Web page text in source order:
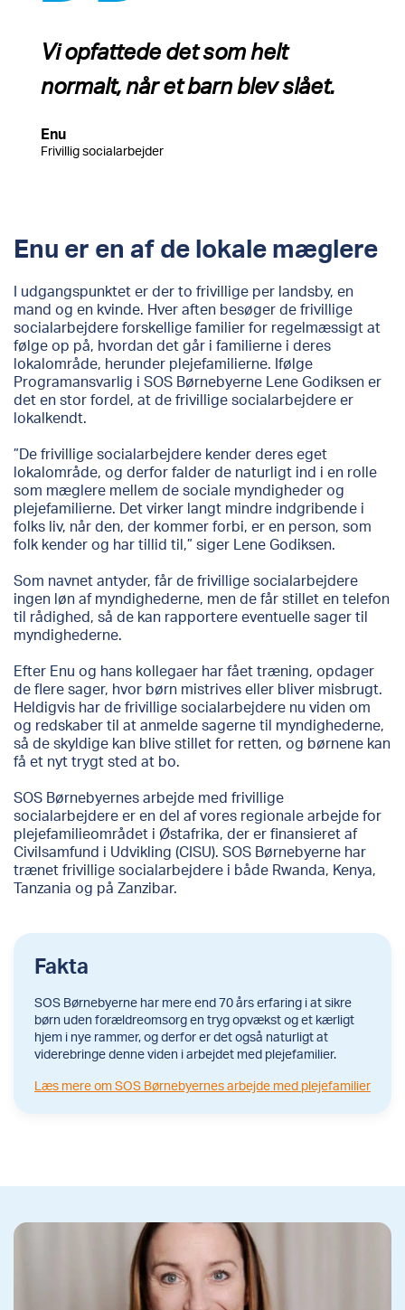
Vi opfattede det som helt
normalt, når et barn blev slået.
Enu
Frivillig socialarbejder
Enu er en af de lokale mæglere
I udgangspunktet er der to frivillige per landsby, en
mand og en kvinde. Hver aften besøger de frivillige
socialarbejdere forskellige familier for regelmæssigt at
følge op på, hvordan det går i familierne i deres
lokalområde, herunder plejefamilierne. Ifølge
Programansvarlig i SOS Børnebyerne Lene Godiksen er
det en stor fordel, at de frivillige socialarbejdere er
lokalkendt.
”De frivillige socialarbejdere kender deres eget
lokalområde, og derfor falder de naturligt ind i en rolle
som mæglere mellem de sociale myndigheder og
plejefamilierne. Det virker langt mindre indgribende i
folks liv, når den, der kommer forbi, er en person, som
folk kender og har tillid til,” siger Lene Godiksen.
Som navnet antyder, får de frivillige socialarbejdere
ingen løn af myndighederne, men de får stillet en telefon
til rådighed, så de kan rapportere eventuelle sager til
myndighederne.
Efter Enu og hans kollegaer har fået træning, opdager
de flere sager, hvor børn mistrives eller bliver misbrugt.
Heldigvis har de frivillige socialarbejdere nu viden om
og redskaber til at anmelde sagerne til myndighederne,
så de skyldige kan blive stillet for retten, og børnene kan
få et nyt trygt sted at bo.
SOS Børnebyernes arbejde med frivillige
socialarbejdere er en del af vores regionale arbejde for
plejefamilieområdet i Østafrika, der er finansieret af
Civilsamfund i Udvikling (CISU). SOS Børnebyerne har
trænet frivillige socialarbejdere i både Rwanda, Kenya,
Tanzania og på Zanzibar.
Fakta
SOS Børnebyerne har mere end 70 års erfaring i at sikre
børn uden forældreomsorg en tryg opvækst og et kærligt
hjem i nye rammer, og derfor er det også naturligt at
viderebringe denne viden i arbejdet med plejefamilier.
Læs mere om SOS Børnebyernes arbejde med plejefamilier